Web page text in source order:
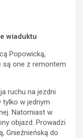
wiaduktu
Popowicką,
są one z remontem
ruchu na jezdni
tylko w jednym
Natomiast w
objazd. Prowadzi
Gnieźnieńską do